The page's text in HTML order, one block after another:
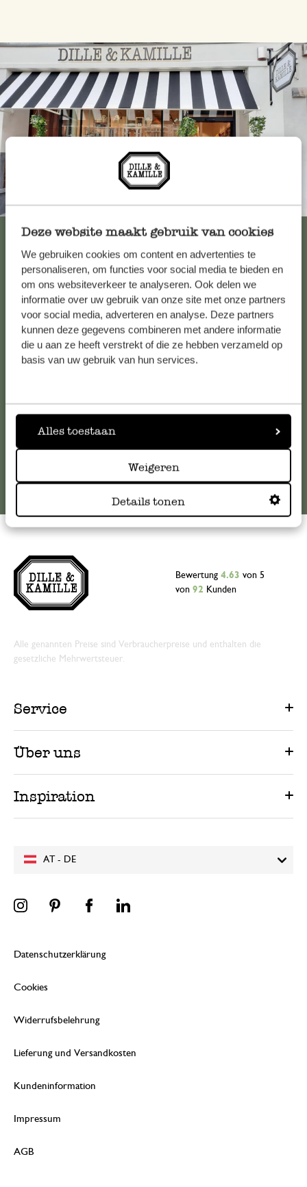
Deze website maakt gebruik van cookies
We gebruiken cookies om content en advertenties te
personaliseren, om functies voor social media te bieden en
om ons websiteverkeer te analyseren. Ook delen we
informatie over uw gebruik van onze site met onze partners
voor social media, adverteren en analyse. Deze partners
kunnen deze gegevens combineren met andere informatie
die u aan ze heeft verstrekt of die ze hebben verzameld op
basis van uw gebruik van hun services.
Alles toestaan
Weigeren
Details tonen
Immer in der Nähe
Alle 62 Geschäfte anzeigen
Kundenservice/Hilfe
Falls Sie Fragen haben oder Tipps und Hilfe brauchen, wenden
Sie sich bitte an unseren Kundenservice. Oder lesen Sie hier
die Antworten aufhäufig gestellte Fragen
AT - DE
Bewertung 4.63 von 5
von 92 Kunden
Alle genannten Preise sind Verbraucherpreise und enthalten die
gesetzliche Mehrwertsteuer.
Service
Über uns
Inspiration
Datenschutzerklärung
Cookies
Widerrufsbelehrung
Lieferung und Versandkosten
Kundeninformation
Impressum
AGB